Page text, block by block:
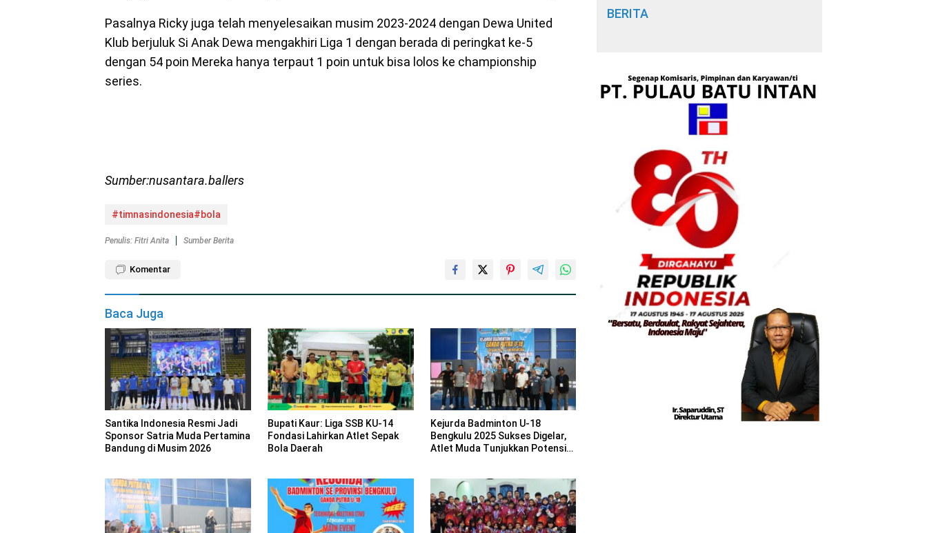
Pasalnya Ricky juga telah menyelesaikan musim 2023-2024 dengan Dewa United
Klub berjuluk Si Anak Dewa mengakhiri Liga 1 dengan berada di peringkat ke-5
dengan 54 poin Mereka hanya terpaut 1 poin untuk bisa lolos ke championship
series.
Sumber:nusantara.ballers
#timnasindonesia#bola
Penulis: Fitri Anita Sumber Berita
Komentar
Baca Juga
Santika Indonesia Resmi Jadi
Sponsor Satria Muda Pertamina
Bandung di Musim 2026
Bupati Kaur: Liga SSB KU-14
Fondasi Lahirkan Atlet Sepak
Bola Daerah
Kejurda Badminton U-18
Bengkulu 2025 Sukses Digelar,
Atlet Muda Tunjukkan Potensi
BERITA